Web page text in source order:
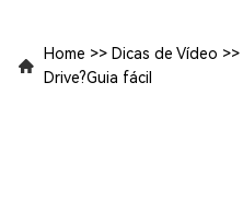
Home >> Dicas de Vídeo >>
Drive?Guia fácil